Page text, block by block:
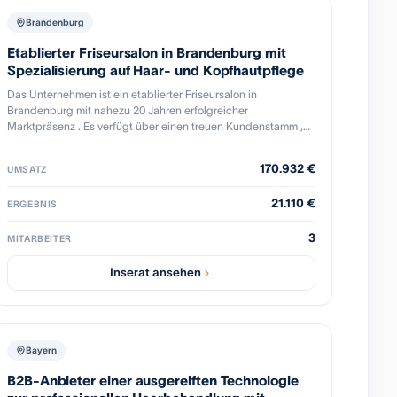
Brandenburg
Etablierter Friseursalon in Brandenburg mit
Spezialisierung auf Haar- und Kopfhautpflege
Das Unternehmen ist ein etablierter Friseursalon in
Brandenburg mit nahezu 20 Jahren erfolgreicher
Marktpräsenz . Es verfügt über einen treuen Kundenstamm ,
Kopfhautpflege spezialisiert, als „FOCUS Top-Salon“
Übernahme ist sofort möglich.
UMSATZ 170.932 €
ERGEBNIS 21.110 €
MITARBEITER 3
Inserat ansehen
Bayern
B2B-Anbieter einer ausgereiften Technologie